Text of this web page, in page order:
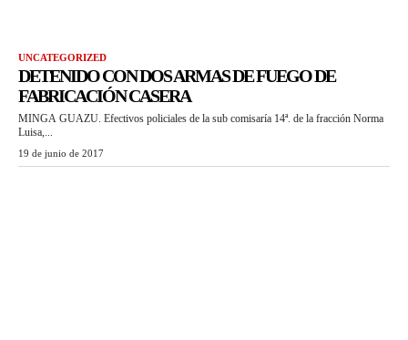
UNCATEGORIZED
DETENIDO CON DOS ARMAS DE FUEGO DE
FABRICACIÓN CASERA
MINGA GUAZU. Efectivos policiales de la sub comisaría 14ª. de la fracción Norma
Luisa,...
19 de junio de 2017